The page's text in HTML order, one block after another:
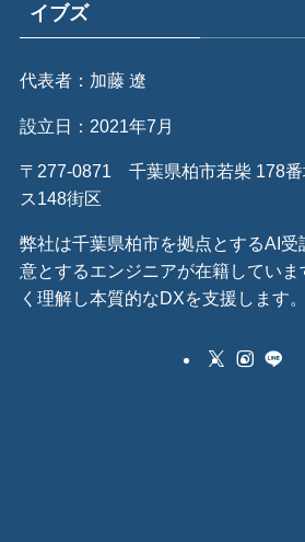
イブズ
代表者：加藤 遼
設立日：2021年7月
〒277-0871 千葉県柏市若柴 178
ス148街区
弊社は千葉県柏市を拠点とするAI
意とするエンジニアが在籍してい
く理解し本質的なDXを支援します